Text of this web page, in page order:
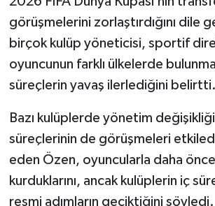
görüşmelerini zorlaştırdığını dile
birçok kulüp yöneticisi, sportif
oyuncunun farklı ülkelerde
süreçlerin yavaş ilerlediğini belirtti.
Bazı kulüplerde yönetim
süreçlerinin de görüşmeleri
eden Özen, oyuncularla daha
kurduklarını, ancak kulüplerin iç
resmi adımların geciktiğini söyledi.